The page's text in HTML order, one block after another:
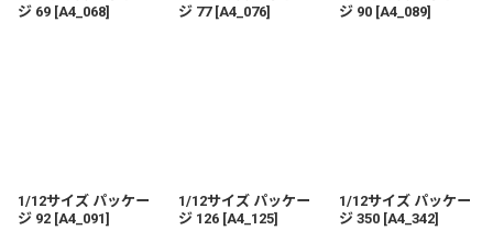
ジ 69 [A4_068]
ジ 77 [A4_076]
ジ 90 [A4_089]
1/12サイズ パッケー
ジ 92 [A4_091]
1/12サイズ パッケー
ジ 126 [A4_125]
1/12サイズ パッケー
ジ 350 [A4_342]